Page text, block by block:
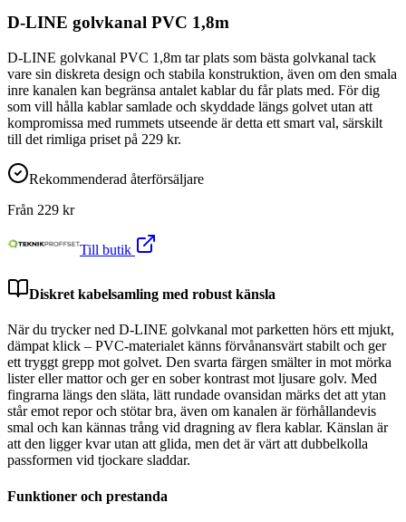
D-LINE golvkanal PVC 1,8m
D-LINE golvkanal PVC 1,8m tar plats som bästa golvkanal tack
vare sin diskreta design och stabila konstruktion, även om den smala
inre kanalen kan begränsa antalet kablar du får plats med. För dig
som vill hålla kablar samlade och skyddade längs golvet utan att
kompromissa med rummets utseende är detta ett smart val, särskilt
till det rimliga priset på 229 kr.
Rekommenderad återförsäljare
Från 229 kr
Till butik
Diskret kabelsamling med robust känsla
När du trycker ned D-LINE golvkanal mot parketten hörs ett mjukt,
dämpat klick – PVC-materialet känns förvånansvärt stabilt och ger
ett tryggt grepp mot golvet. Den svarta färgen smälter in mot mörka
lister eller mattor och ger en sober kontrast mot ljusare golv. Med
fingrarna längs den släta, lätt rundade ovansidan märks det att ytan
står emot repor och stötar bra, även om kanalen är förhållandevis
smal och kan kännas trång vid dragning av flera kablar. Känslan är
att den ligger kvar utan att glida, men det är värt att dubbelkolla
passformen vid tjockare sladdar.
Funktioner och prestanda